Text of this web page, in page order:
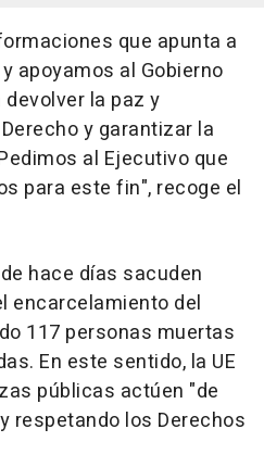
que apunta a
apoyamos al Gobierno
la paz y
y garantizar la
al Ejecutivo que
para este fin", recoge el
hace días sacuden
encarcelamiento del
117 personas muertas
En este sentido, la UE
públicas actúen "de
respetando los Derechos